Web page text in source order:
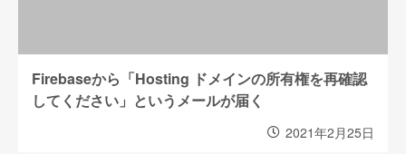
Firebaseから「Hosting ドメインの所有権を再確認
してください」というメールが届く
2021年2月25日